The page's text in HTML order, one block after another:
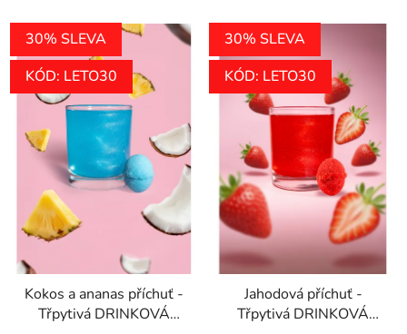
30% SLEVA
KÓD: LETO30
Kokos a ananas příchuť -
Třpytivá DRINKOVÁ
30% SLEVA
KÓD: LETO30
Jahodová příchuť -
Třpytivá DRINKOVÁ